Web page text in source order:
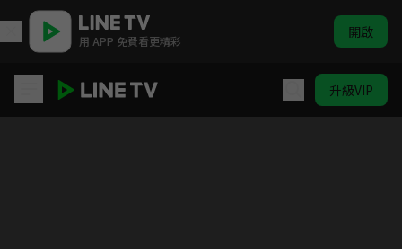
用 APP 免費看更精彩 開啟
升級VIP